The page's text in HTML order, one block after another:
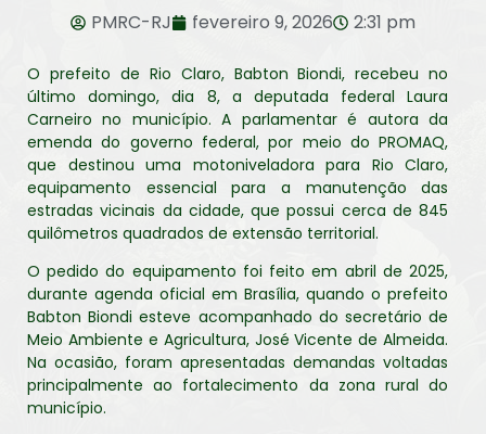
PMRC-RJ fevereiro 9, 2026 2:31 pm
O prefeito de Rio Claro, Babton Biondi, recebeu no
último domingo, dia 8, a deputada federal Laura
Carneiro no município. A parlamentar é autora da
emenda do governo federal, por meio do PROMAQ,
que destinou uma motoniveladora para Rio Claro,
equipamento essencial para a manutenção das
estradas vicinais da cidade, que possui cerca de 845
quilômetros quadrados de extensão territorial.
O pedido do equipamento foi feito em abril de 2025,
durante agenda oficial em Brasília, quando o prefeito
Babton Biondi esteve acompanhado do secretário de
Meio Ambiente e Agricultura, José Vicente de Almeida.
Na ocasião, foram apresentadas demandas voltadas
principalmente ao fortalecimento da zona rural do
município.